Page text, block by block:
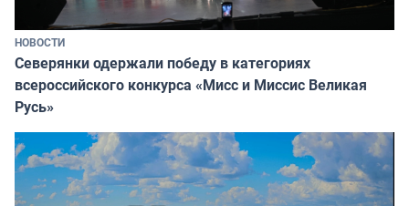
НОВОСТИ
Северянки одержали победу в категориях
всероссийского конкурса «Мисс и Миссис Великая
Русь»